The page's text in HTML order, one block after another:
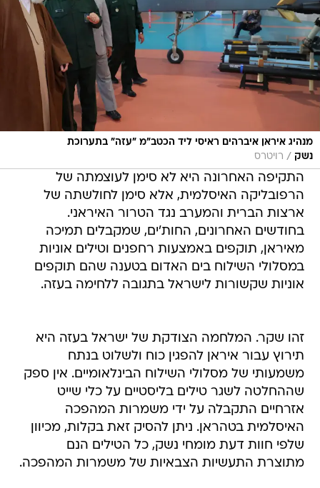
מנהיג איראן איברהים ראיסי ליד הכטב"מ "עזה" בתערוכת
נשק / רויטרס
התקיפה האחרונה היא לא סימן לעוצמתה של
הרפובליקה האיסלמית, אלא סימן לחולשתה של
ארצות הברית והמערב נגד הטרור האיראני.
בחודשים האחרונים, החות'ים, שמקבלים תמיכה
מאיראן, תוקפים באמצעות רחפנים וטילים אוניות
במסלולי השילוח בים האדום בטענה שהם תוקפים
אוניות שקשורות לישראל בתגובה ללחימה בעזה.
זהו שקר. המלחמה הצודקת של ישראל בעזה היא
תירוץ עבור איראן להפגין כוח ולשלוט בנתח
משמעותי של מסלולי השילוח הבינלאומיים. אין ספק
שההחלטה לשגר טילים בליסטיים על כלי שייט
אזרחיים התקבלה על ידי משמרות המהפכה
האיסלמית בטהראן. ניתן להסיק זאת בקלות, מכיוון
שלפי חוות דעת מומחי נשק, כל הטילים הנם
מתוצרת התעשיות הצבאיות של משמרות המהפכה.